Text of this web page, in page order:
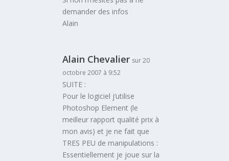
demander des infos
Alain
Alain Chevalier sur 20
octobre 2007 à 9:52
SUITE :
Pour le logiciel j’utilise
Photoshop Element (le
meilleur rapport qualité prix à
mon avis) et je ne fait que
TRES PEU de manipulations :
Essentiellement je joue sur la